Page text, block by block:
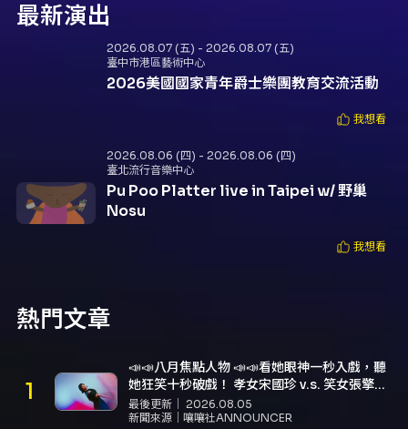
最新演出
2026.08.07 (五) - 2026.08.07 (五)
臺中市港區藝術中心
2026美國國家青年爵士樂團教育交流活動
我想看
2026.08.06 (四) - 2026.08.06 (四)
臺北流行音樂中心
Pu Poo Platter live in Taipei w/ 野巢
Nosu
我想看
熱門文章
📣📣八月焦點人物 📣📣看她眼神一秒入戲，聽
她狂笑十秒破戲！ 孝女宋國珍 v.s. 笑女張擎
佳：本是同根生，相約壓車別太急
最後更新｜ 2026.08.05
新聞來源｜ 嚷嚷社ANNOUNCER